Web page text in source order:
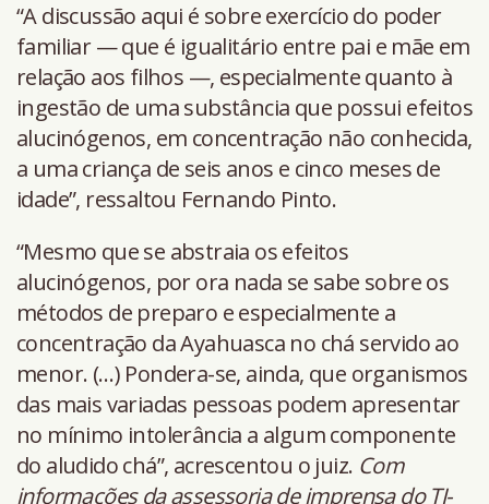
“A discussão aqui é sobre exercício do poder
familiar — que é igualitário entre pai e mãe em
relação aos filhos —, especialmente quanto à
ingestão de uma substância que possui efeitos
alucinógenos, em concentração não conhecida,
a uma criança de seis anos e cinco meses de
idade”, ressaltou Fernando Pinto.
“Mesmo que se abstraia os efeitos
alucinógenos, por ora nada se sabe sobre os
métodos de preparo e especialmente a
concentração da Ayahuasca no chá servido ao
menor. (…) Pondera-se, ainda, que organismos
das mais variadas pessoas podem apresentar
no mínimo intolerância a algum componente
do aludido chá”, acrescentou o juiz. Com
informações da assessoria de imprensa do TJ-